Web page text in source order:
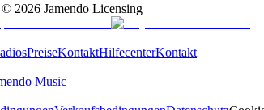
© 2026 Jamendo Licensing
PreiseKontaktHilfecenterKontakt
Music